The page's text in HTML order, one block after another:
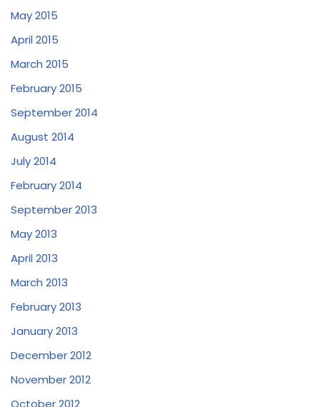
May 2015
April 2015
March 2015
February 2015
September 2014
August 2014
July 2014
February 2014
September 2013
May 2013
April 2013
March 2013
February 2013
January 2013
December 2012
November 2012
October 2012